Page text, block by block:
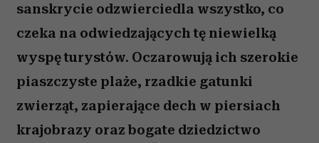
sanskrycie odzwierciedla wszystko, co
czeka na odwiedzających tę niewielką
wyspę turystów. Oczarowują ich szerokie
piaszczyste plaże, rzadkie gatunki
zwierząt, zapierające dech w piersiach
krajobrazy oraz bogate dziedzictwo